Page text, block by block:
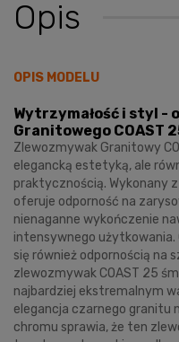
Opis
OPIS MODELU
Wytrzymałość i styl -
Granitowego COAST
Zlewozmywak Granitowy
elegancką estetyką, ale
praktycznością. Wykonany
oferuje odporność na
nienaganne wykończenie
intensywnego
się również odpornością na
zlewozmywak COAST 25
najbardziej ekstremalnym
elegancja czarnego granitu
chromu sprawia, że ten